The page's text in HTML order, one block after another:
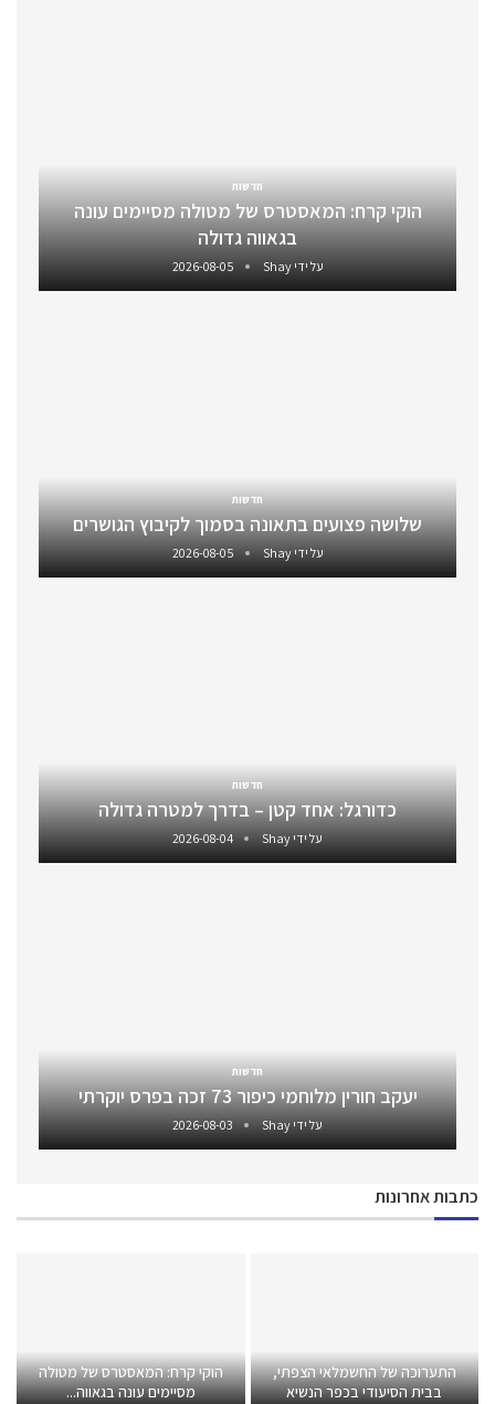
חדשות
הוקי קרח: המאסטרס של מטולה מסיימים עונה
בגאווה גדולה
על ידיShay
2026-08-05
חדשות
שלושה פצועים בתאונה בסמוך לקיבוץ הגושרים
על ידיShay
2026-08-05
חדשות
כדורגל: אחד קטן – בדרך למטרה גדולה
על ידיShay
2026-08-04
חדשות
יעקב חורין מלוחמי כיפור 73 זכה בפרס יוקרתי
על ידיShay
2026-08-03
כתבות אחרונות
התערוכה של החשמלאי הצפתי,
בבית הסיעודי בכפר הנשיא
הוקי קרח: המאסטרס של מטולה
מסיימים עונה בגאווה...